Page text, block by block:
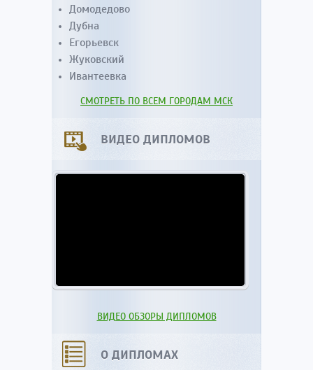
Домодедово
Дубна
Егорьевск
Жуковский
Ивантеевка
СМОТРЕТЬ ПО ВСЕМ ГОРОДАМ МСК
ВИДЕО ДИПЛОМОВ
ВИДЕО ОБЗОРЫ ДИПЛОМОВ
О ДИПЛОМАХ